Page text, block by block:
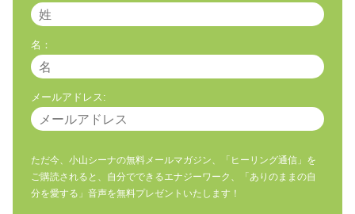
名：
メールアドレス:
ただ今、小山シーナの無料メールマガジン、「ヒーリング通信」を
ご購読されると、自分でできるエナジーワーク、「ありのままの自
分を愛する」音声を無料プレゼントいたします！